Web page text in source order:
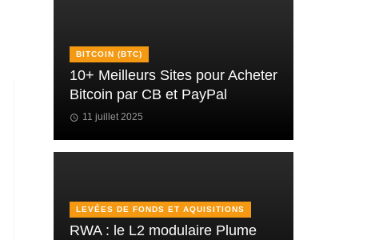
BITCOIN (BTC)
10+ Meilleurs Sites pour Acheter
Bitcoin par CB et PayPal
11 juillet 2025
LEVÉES DE FONDS ET AQUISITIONS
RWA : le L2 modulaire Plume